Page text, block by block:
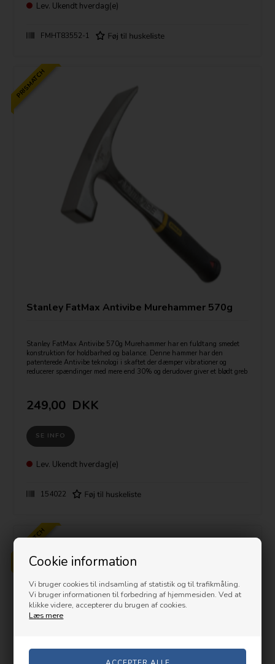
Cookie information
Vi bruger cookies til indsamling af statistik og til trafikmåling.
Vi bruger informationen til forbedring af hjemmesiden. Ved at
klikke videre, accepterer du brugen af cookies.
Læs mere
Lev. Ukendt hverdag(e)
FMHT83552-1
PRISMATCH
Stanley FatMax Antivibe Murehammer 570g
Stanley FatMax Antivibe 570g Murehammer har en fuldtang smedet
konstruktion for holdbarhed og balance. Denne hammer har den
patenterede Antivibe teknologi i skaftet der dæmper vibrationer og
reducerer spændinger med mere end 30% og derudover giver et blødt greb
Den er ideel til skæring/slag i mursten, murværk flise og betonblok.
249,00 DKK
SE INFO
Lev. Ukendt hverdag(e)
154022
PRISMATCH